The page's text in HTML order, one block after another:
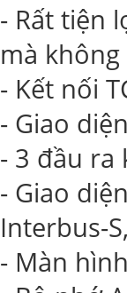
- Rất tiện
mà
- Kết nối
- Giao
- 3 đầu ra
- Giao
Interbus-
- Màn